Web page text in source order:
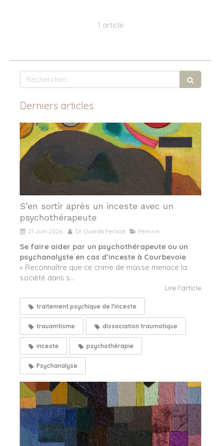
1 article
Rechercher
Derniers articles
S’en sortir après un inceste avec un
psychothérapeute
21 Juin 2026 Dr. Ouarda Ferlicot Féminin
Se faire aider par un psychothérapeute ou un
psychanalyste en cas d’inceste à Courbevoie
« Reconnaître que ce crime de masse menace la
société dans s...
Lire l'article
traitement psychique de l'inceste
trauamtisme dissociation traumatique
inceste psychothérapie
Psychanalyse